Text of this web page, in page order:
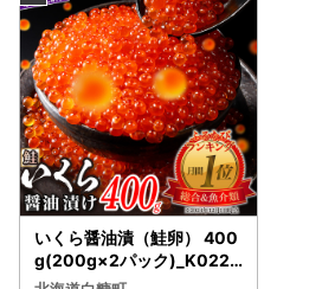
いくら醤油漬（鮭卵） 400
g(200g×2パック)_K022-
1676